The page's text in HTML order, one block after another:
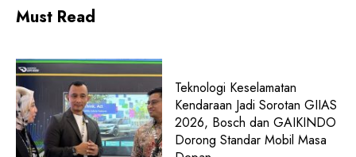
Must Read
Teknologi Keselamatan
Kendaraan Jadi Sorotan GIIAS
2026, Bosch dan GAIKINDO
Dorong Standar Mobil Masa